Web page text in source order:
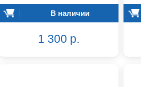
В наличии
1 300 р.